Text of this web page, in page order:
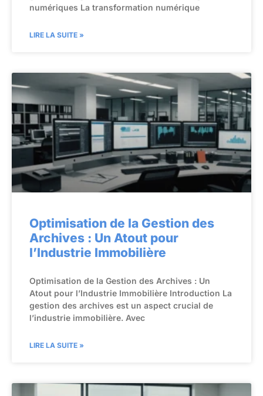
numériques La transformation numérique
LIRE LA SUITE »
Optimisation de la Gestion des
Archives : Un Atout pour
l’Industrie Immobilière
Optimisation de la Gestion des Archives : Un
Atout pour l’Industrie Immobilière Introduction La
gestion des archives est un aspect crucial de
l’industrie immobilière. Avec
LIRE LA SUITE »